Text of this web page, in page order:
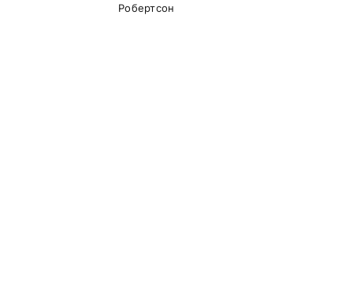
Робертсон